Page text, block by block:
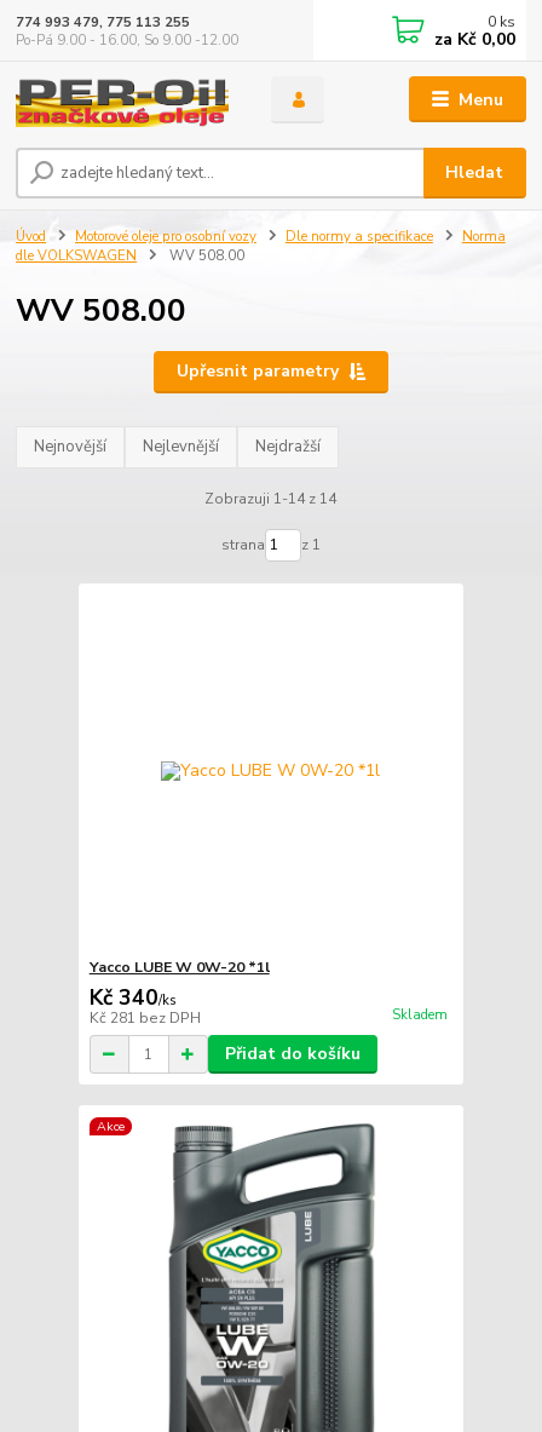
Menu
Hledat
774 993 479, 775 113 255
Po-Pá 9.00 - 16.00, So 9.00 -12.00
0 ks
za Kč 0,00
Úvod Motorové oleje pro osobní vozy Dle normy a specifikace
Norma
dle VOLKSWAGEN
WV 508.00
WV 508.00
Upřesnit parametry
Nejnovější Nejlevnější Nejdražší
Zobrazuji 1-14 z 14
strana z 1
Yacco LUBE W 0W-20 *1l
Kč 340/ks
Kč 281 bez DPH Skladem
Přidat do košíku
Akce